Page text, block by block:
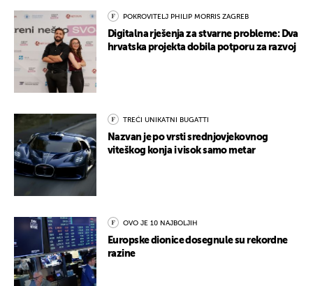
POKROVITELJ PHILIP MORRIS ZAGREB
Digitalna rješenja za stvarne probleme: Dva
hrvatska projekta dobila potporu za razvoj
TREĆI UNIKATNI BUGATTI
Nazvan je po vrsti srednjovjekovnog
viteškog konja i visok samo metar
OVO JE 10 NAJBOLJIH
Europske dionice dosegnule su rekordne
razine